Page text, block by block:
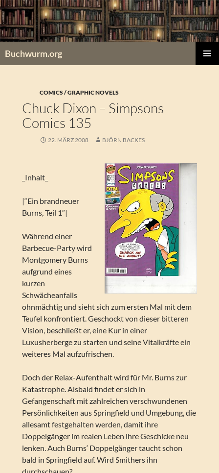
Zum
Inhalt
springen
Buchwurm.org
COMICS / GRAPHIC NOVELS
Chuck Dixon – Simpsons
Comics 135
22. MÄRZ 2008 BJÖRN BACKES
_Inhalt_
|“Ein brandneuer
Burns, Teil 1″|
Während einer
Barbecue-Party wird
Montgomery Burns
aufgrund eines
kurzen
Schwächeanfalls
ohnmächtig und sieht sich zum ersten Mal mit dem
Teufel konfrontiert. Geschockt von dieser bitteren
Vision, beschließt er, eine Kur in einer
Luxusherberge zu starten und seine Vitalkräfte ein
weiteres Mal aufzufrischen.
Doch der Relax-Aufenthalt wird für Mr. Burns zur
Katastrophe. Alsbald findet er sich in
Gefangenschaft mit zahlreichen verschwundenen
Persönlichkeiten aus Springfield und Umgebung, die
allesamt festgehalten werden, damit ihre
Doppelgänger im realen Leben ihre Geschicke neu
lenken. Auch Burns‘ Doppelgänger taucht schon
bald in Springfield auf. Wird Smithers ihn